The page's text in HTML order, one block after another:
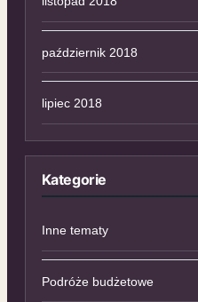
październik 2018
lipiec 2018
Kategorie
Inne tematy
Podróże budżetowe